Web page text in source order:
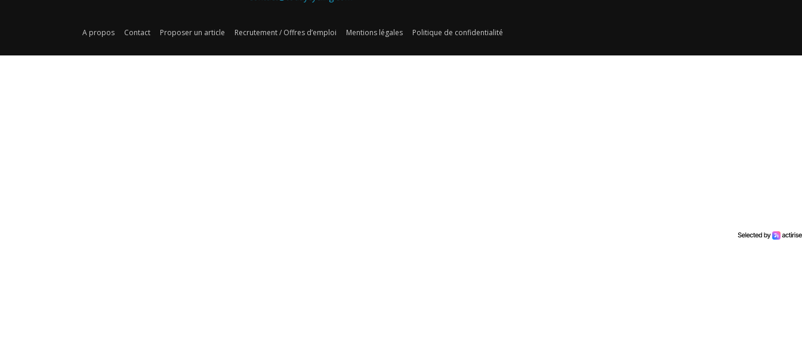
A propos Contact Proposer un article Recrutement / Offres d’emploi Mentions légales Politique de confidentialité